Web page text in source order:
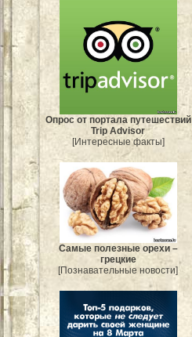
Опрос от портала путешествий
Trip Advisor
[Интересные факты]
Самые полезные орехи –
грецкие
[Познавательные новости]